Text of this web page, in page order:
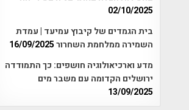
02/10/2025
בית הגמדים של קיבוץ עמיעד | עמדת
השמירה ממלחמת השחרור16/09/2025
מדע וארכיאולוגיה חושפים: כך התמודדה
ירושלים הקדומה עם משבר מים
13/09/2025